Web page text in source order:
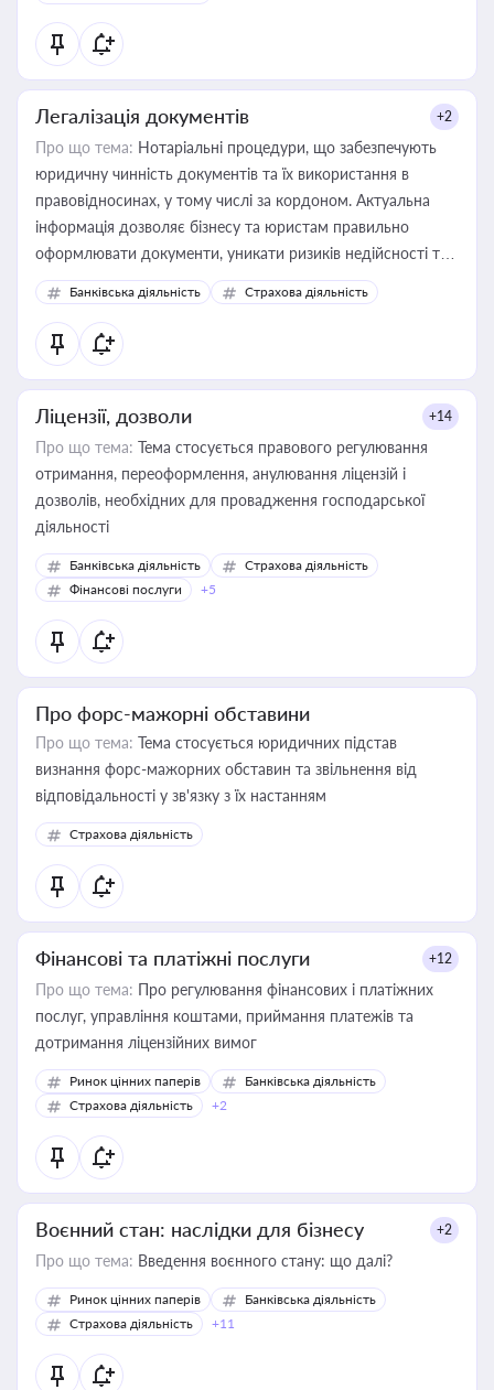
державного майна, корпоративних угод і перевірки
статусу суб'єктів оціночної діяльності
Легалізація документів +2
Про що тема: Нотаріальні процедури, що забезпечують
юридичну чинність документів та їх використання в
правовідносинах, у тому числі за кордоном. Актуальна
інформація дозволяє бізнесу та юристам правильно
оформлювати документи, уникати ризиків недійсності та
забезпечувати їх належне прийняття органами влади та
контрагентами
Банківська діяльність Страхова діяльність
Ліцензії, дозволи +14
Про що тема: Тема стосується правового регулювання
отримання, переоформлення, анулювання ліцензій і
дозволів, необхідних для провадження господарської
діяльності
Банківська діяльність
Страхова діяльність
Фінансові послуги
+5
Про форс-мажорні обставини
Про що тема: Тема стосується юридичних підстав
визнання форс-мажорних обставин та звільнення від
відповідальності у зв'язку з їх настанням
Страхова діяльність
Фінансові та платіжні послуги +12
Про що тема: Про регулювання фінансових і платіжних
послуг, управління коштами, приймання платежів та
дотримання ліцензійних вимог
Ринок цінних паперів
Банківська діяльність
Страхова діяльність
+2
Воєнний стан: наслідки для бізнесу +2
Про що тема: Введення воєнного стану: що далі?
Ринок цінних паперів
Банківська діяльність
Страхова діяльність
+11